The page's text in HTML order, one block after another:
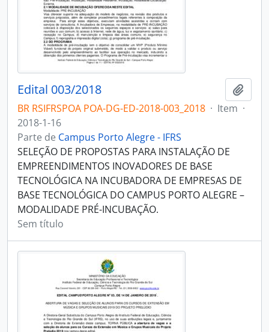
Edital 003/2018
BR RSIFRSPOA POA-DG-ED-2018-003_2018 · Item ·
2018-1-16
Parte de Campus Porto Alegre - IFRS
SELEÇÃO DE PROPOSTAS PARA INSTALAÇÃO DE
EMPREENDIMENTOS INOVADORES DE BASE
TECNOLÓGICA NA INCUBADORA DE EMPRESAS DE
BASE TECNOLÓGICA DO CAMPUS PORTO ALEGRE –
MODALIDADE PRÉ-INCUBAÇÃO.
Sem título